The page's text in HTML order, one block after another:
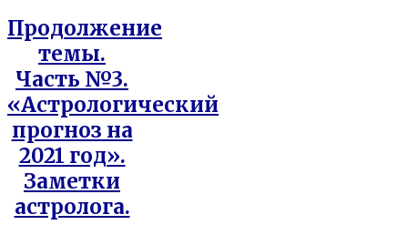
Продолжение
темы.
Часть №3.
«Астрологический
прогноз на
2021 год».
Заметки
астролога.